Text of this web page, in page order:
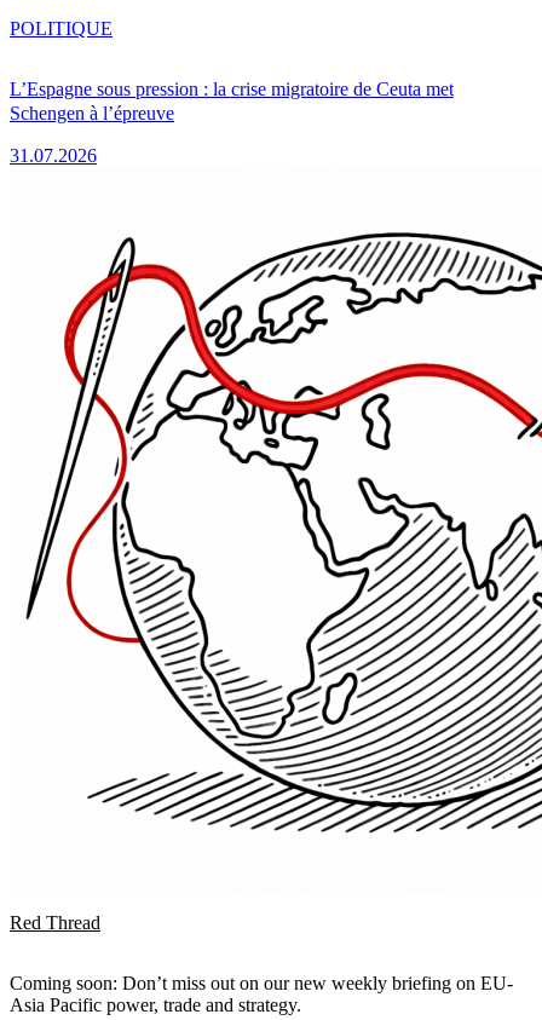
L’Espagne sous pression : la crise migratoire de Ceuta met
Schengen à l’épreuve
31.07.2026
POLITIQUE
Red Thread
Coming soon: Don’t miss out on our new weekly briefing on EU-
Asia Pacific power, trade and strategy.